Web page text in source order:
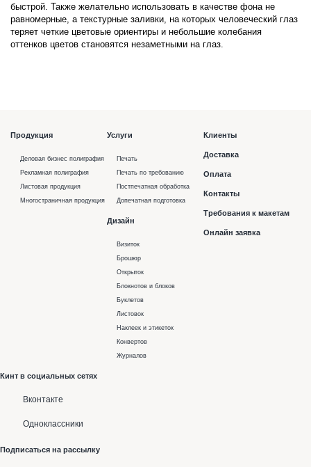
быстрой. Также желательно использовать в качестве фона не
равномерные, а текстурные заливки, на которых человеческий глаз
теряет четкие цветовые ориентиры и небольшие колебания
оттенков цветов становятся незаметными на глаз.
Продукция
Деловая бизнес полиграфия
Рекламная полиграфия
Листовая продукция
Многостраничная продукция
Услуги
Печать
Печать по требованию
Постпечатная обработка
Допечатная подготовка
Дизайн
Визиток
Брошюр
Открыток
Блокнотов и блоков
Буклетов
Листовок
Наклеек и этикеток
Конвертов
Журналов
Клиенты
Доставка
Оплата
Контакты
Требования к макетам
Онлайн заявка
Кинт в социальных сетях
Вконтакте
Одноклассники
Подписаться на рассылку